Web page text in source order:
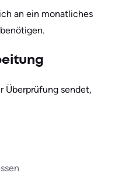
an ein monatliches
Überprüfung sendet,